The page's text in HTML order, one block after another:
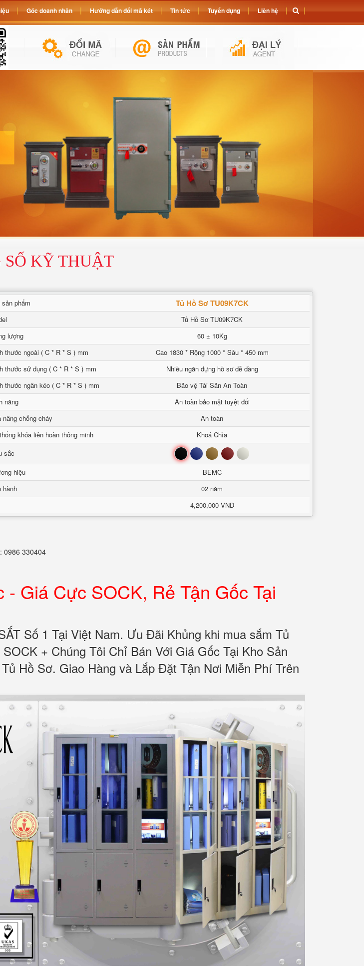
SỐ KỸ THUẬT
sản phẩm Tủ Hồ Sơ TU09K7CK
Tủ Hồ Sơ TU09K7CK
lượng
60 ± 10Kg
thước ngoài ( C * R * S ) mm
Cao 1830 * Rộng 1000 * Sâu * 450 mm
thước sử dụng ( C * R * S ) mm
Nhiều ngăn đựng hồ sơ dễ dàng
thước ngăn kéo ( C * R * S ) mm
Bảo vệ Tài Sản An Toàn
năng
An toàn bảo mật tuyệt đối
năng chống cháy
An toàn
khóa liên hoàn thông minh
Khoá Chìa
sắc
Đen Xanh Nâu Đỏ Trắng
hiệu
BEMC
hành
02 năm
4,200,000 VNĐ
0986 330404
Giá Cực SOCK, Rẻ Tận Gốc Tại
Số 1 Tại Việt Nam. Ưu Đãi Khủng khi mua sắm Tủ
+ Chúng Tôi Chỉ Bán Với Giá Gốc Tại Kho Sản
Hồ Sơ. Giao Hàng và Lắp Đặt Tận Nơi Miễn Phí Trên
Góc doanh nhân Hướng dẫn đổi mã két Tin tức Tuyển dụng Liên hệ